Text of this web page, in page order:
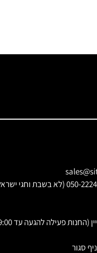
סגור